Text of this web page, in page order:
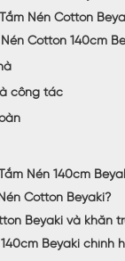
Nén Cotton
Cotton 140cm
công tác
Nén 140cm
Cotton Beyaki?
Beyaki và khăn
Beyaki chính